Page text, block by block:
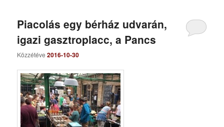
Piacolás egy bérház udvarán,
igazi gasztroplacc, a Pancs
Közzétéve2016-10-30